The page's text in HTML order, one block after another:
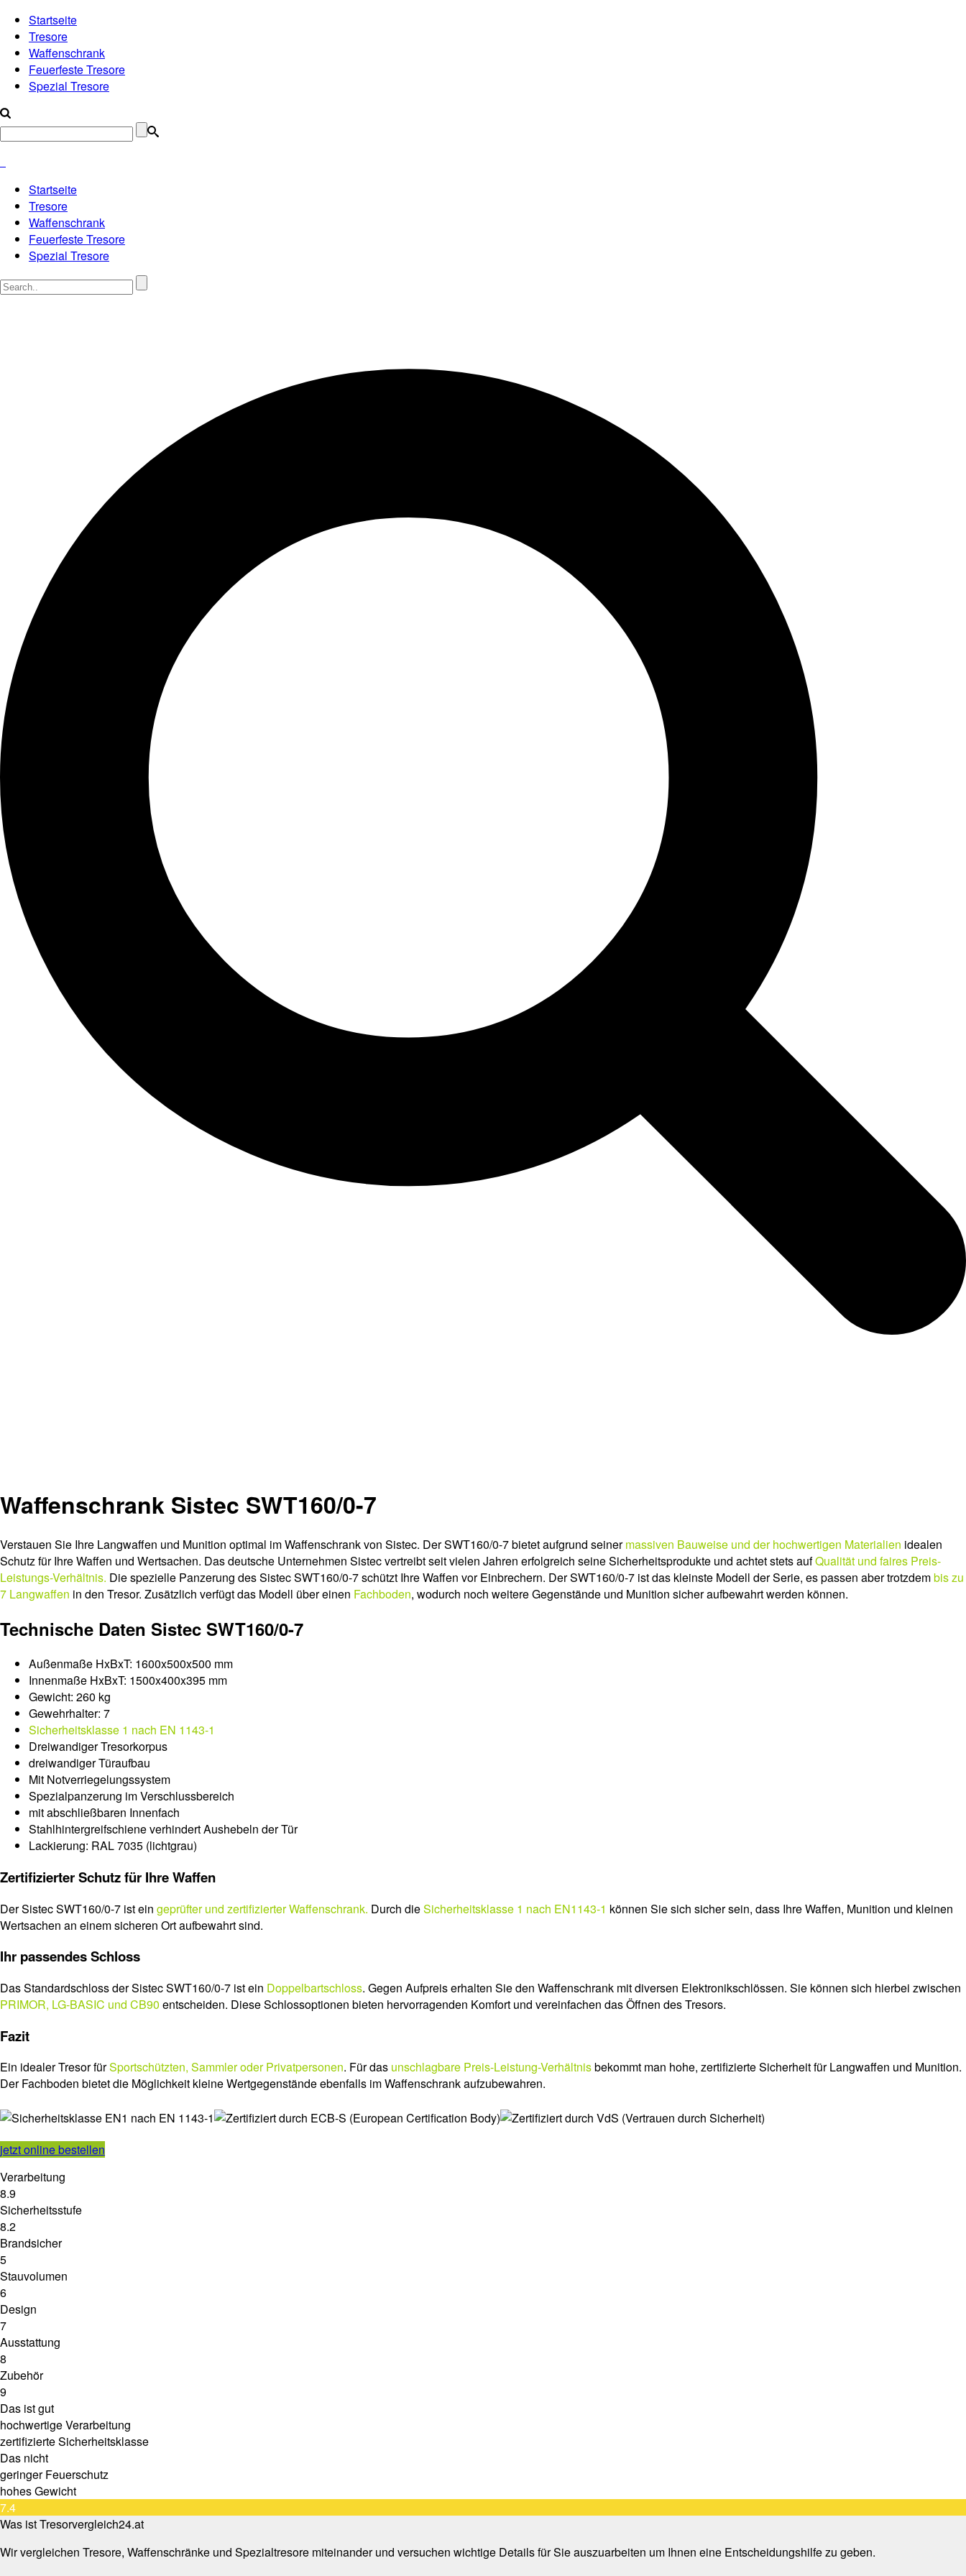
Startseite
Tresore
Waffenschrank
Feuerfeste Tresore
Spezial Tresore
Startseite
Tresore
Waffenschrank
Feuerfeste Tresore
Spezial Tresore
Waffenschrank Sistec SWT160/0-7
Verstauen Sie Ihre Langwaffen und Munition optimal im Waffenschrank von Sistec. Der SWT160/0-7 bietet aufgrund seinermassiven Bauweise und der hochwertigen Materialien idealen
Schutz für Ihre Waffen und Wertsachen. Das deutsche Unternehmen Sistec vertreibt seit vielen Jahren erfolgreich seine Sicherheitsprodukte und achtet stets aufQualität und faires Preis-
Leistungs-Verhältnis. Die spezielle Panzerung des Sistec SWT160/0-7 schützt Ihre Waffen vor Einbrechern. Der SWT160/0-7 ist das kleinste Modell der Serie, es passen aber trotzdembis zu
7 Langwaffen in den Tresor. Zusätzlich verfügt das Modell über einen Fachboden, wodurch noch weitere Gegenstände und Munition sicher aufbewahrt werden können.
Technische Daten Sistec SWT160/0-7
Außenmaße HxBxT: 1600x500x500 mm
Innenmaße HxBxT: 1500x400x395 mm
Gewicht: 260 kg
Gewehrhalter: 7
Sicherheitsklasse 1 nach EN 1143-1
Dreiwandiger Tresorkorpus
dreiwandiger Türaufbau
Mit Notverriegelungssystem
Spezialpanzerung im Verschlussbereich
mit abschließbaren Innenfach
Stahlhintergreifschiene verhindert Aushebeln der Tür
Lackierung: RAL 7035 (lichtgrau)
Zertifizierter Schutz für Ihre Waffen
Der Sistec SWT160/0-7 ist ein geprüfter und zertifizierter Waffenschrank. Durch dieSicherheitsklasse 1 nach EN1143-1 können Sie sich sicher sein, dass Ihre Waffen, Munition und kleinen
Wertsachen an einem sicheren Ort aufbewahrt sind.
Ihr passendes Schloss
Das Standardschloss der Sistec SWT160/0-7 ist ein Doppelbartschloss. Gegen Aufpreis erhalten Sie den Waffenschrank mit diversen Elektronikschlössen. Sie können sich hierbei zwischen
PRIMOR, LG-BASIC und CB90 entscheiden. Diese Schlossoptionen bieten hervorragenden Komfort und vereinfachen das Öffnen des Tresors.
Fazit
Ein idealer Tresor fürSportschützten, Sammler oder Privatpersonen. Für das unschlagbare Preis-Leistung-Verhältnisbekommt man hohe, zertifizierte Sicherheit für Langwaffen und Munition.
Der Fachboden bietet die Möglichkeit kleine Wertgegenstände ebenfalls im Waffenschrank aufzubewahren.
jetzt online bestellen
Verarbeitung
8.9
Sicherheitsstufe
8.2
Brandsicher
5
Stauvolumen
6
Design
7
Ausstattung
8
Zubehör
9
Das ist gut
hochwertige Verarbeitung
zertifizierte Sicherheitsklasse
Das nicht
geringer Feuerschutz
hohes Gewicht
7.4
Was ist Tresorvergleich24.at
Wir vergleichen Tresore, Waffenschränke und Spezialtresore miteinander und versuchen wichtige Details für Sie auszuarbeiten um Ihnen eine Entscheidungshilfe zu geben.